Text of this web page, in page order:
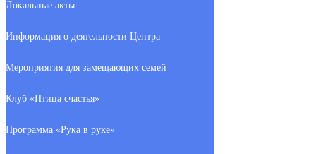
Локальные акты
Информация о деятельности Центра
Мероприятия для замещающих семей
Клуб «Птица счастья»
Программа «Рука в руке»